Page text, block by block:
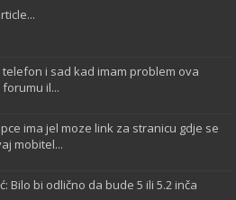
i sad kad imam problem ova
il...
ima jel moze link za stranicu gdje se
mobitel...
Bilo bi odlično da bude 5 ili 5.2 inča